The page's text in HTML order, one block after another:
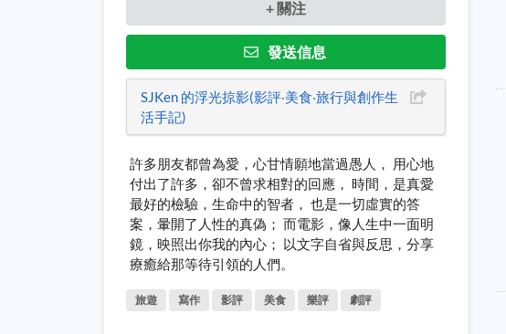
+ 關注
發送信息
SJKen 的浮光掠影(影評‧美食‧旅行與創作生
活手記)
許多朋友都曾為愛，心甘情願地當過愚人， 用心地
付出了許多，卻不曾求相對的回應， 時間，是真愛
最好的檢驗，生命中的智者， 也是一切虛實的答
案，暈開了人性的真偽； 而電影，像人生中一面明
鏡，映照出你我的內心； 以文字自省與反思，分享
療癒給那等待引領的人們。
旅遊 寫作 影評 美食 樂評 劇評